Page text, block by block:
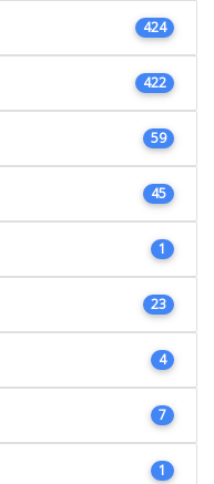
424
422
59
45
1
23
4
7
1